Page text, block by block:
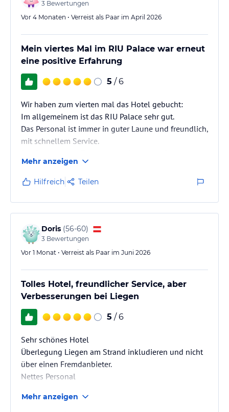
3 Bewertungen
Vor 4 Monaten • Verreist als Paar im April 2026
Mein viertes Mal im RIU Palace war erneut
eine positive Erfahrung
5 / 6
Wir haben zum vierten mal das Hotel gebucht:
Im allgemeinem ist das RIU Palace sehr gut.
Das Personal ist immer in guter Laune und freundlich,
mit schnellem Service.
grandiosem Ausblick auf den Atlantik.
Das Essen ist nach wie vor sehr zu empfehlen. Die
Zimmer sind im sehr sauber,
aber in den Sanitären anlagen ( Bad ) sollte man die
Silikonfugen mal erneuern.
Wir werden das Hotel wieder besuchen.
Mehr anzeigen
Hilfreich Teilen
Doris (56-60)
3 Bewertungen
Vor 1 Monat • Verreist als Paar im Juni 2026
Tolles Hotel, freundlicher Service, aber
Verbesserungen bei Liegen
5 / 6
Sehr schönes Hotel
Überlegung Liegen am Strand inkludieren und nicht
über einen Fremdanbieter.
Nettes Personal
Mehr anzeigen